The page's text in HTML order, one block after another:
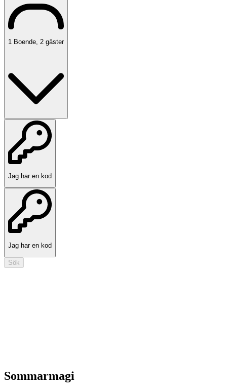
1 Boende 2 gäster
Jag har en kod
Jag har en kod
Sök
Sommarmagi